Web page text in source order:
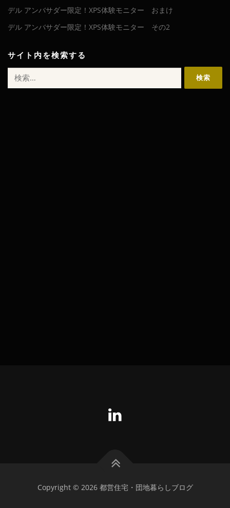
デル アンバサダー限定！XPS体験モニター おまけ
デル アンバサダー限定！XPS体験モニター その2
サイト内を検索する
索:
Copyright © 2026 都営住宅・団地暮らしブログ